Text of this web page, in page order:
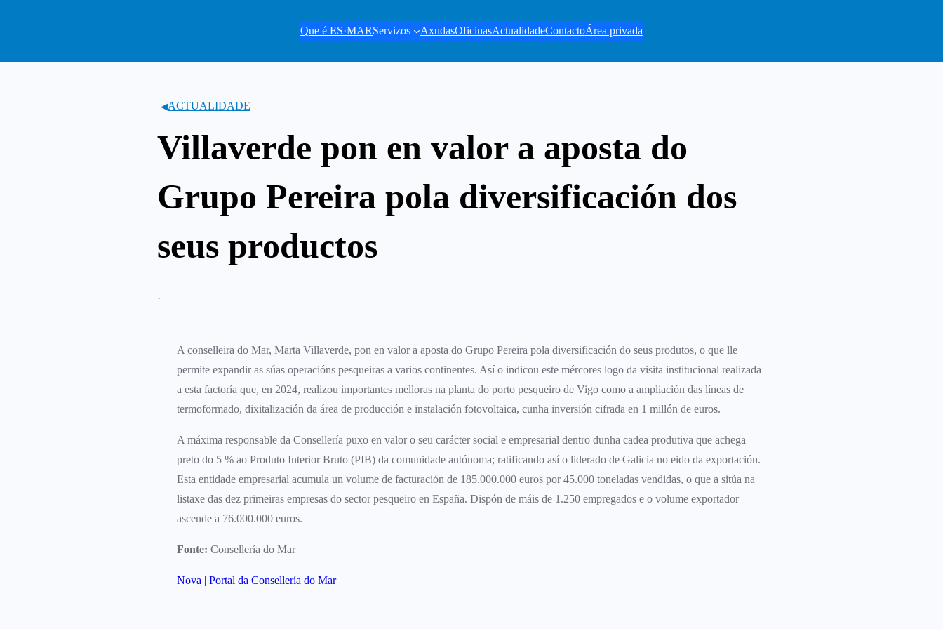
Que é ES·MARServizos AxudasOficinasActualidadeContactoÁrea privada
ACTUALIDADE
Villaverde pon en valor a aposta do
Grupo Pereira pola diversificación dos
seus productos
·
A conselleira do Mar, Marta Villaverde, pon en valor a aposta do Grupo Pereira pola diversificación do seus produtos, o que lle
permite expandir as súas operacións pesqueiras a varios continentes. Así o indicou este mércores logo da visita institucional realizada
a esta factoría que, en 2024, realizou importantes melloras na planta do porto pesqueiro de Vigo como a ampliación das líneas de
termoformado, dixitalización da área de producción e instalación fotovoltaica, cunha inversión cifrada en 1 millón de euros.
A máxima responsable da Consellería puxo en valor o seu carácter social e empresarial dentro dunha cadea produtiva que achega
preto do 5 % ao Produto Interior Bruto (PIB) da comunidade autónoma; ratificando así o liderado de Galicia no eido da exportación.
Esta entidade empresarial acumula un volume de facturación de 185.000.000 euros por 45.000 toneladas vendidas, o que a sitúa na
listaxe das dez primeiras empresas do sector pesqueiro en España. Dispón de máis de 1.250 empregados e o volume exportador
ascende a 76.000.000 euros.
Fonte: Consellería do Mar
Nova | Portal da Consellería do Mar